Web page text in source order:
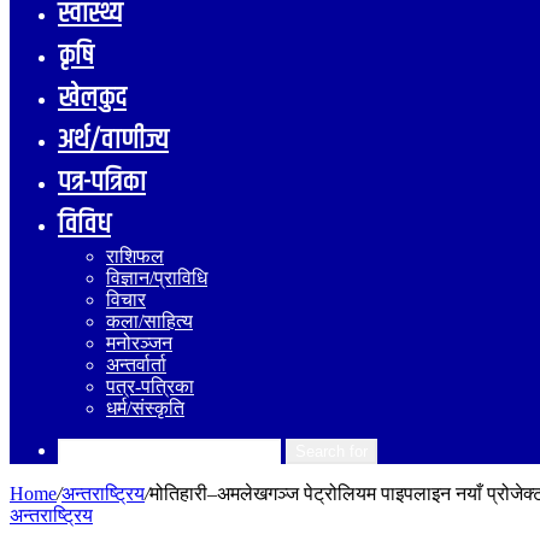
स्वास्थ्य
कृषि
खेलकुद
अर्थ/वाणीज्य
पत्र-पत्रिका
विविध
राशिफल
विज्ञान/प्राविधि
विचार
कला/साहित्य
मनोरञ्जन
अन्तर्वार्ता
पत्र-पत्रिका
धर्म/संस्कृति
Home/अन्तराष्ट्रिय/मोतिहारी–अमलेखगञ्ज पेट्रोलियम पाइपलाइन नयाँ
अन्तराष्ट्रिय